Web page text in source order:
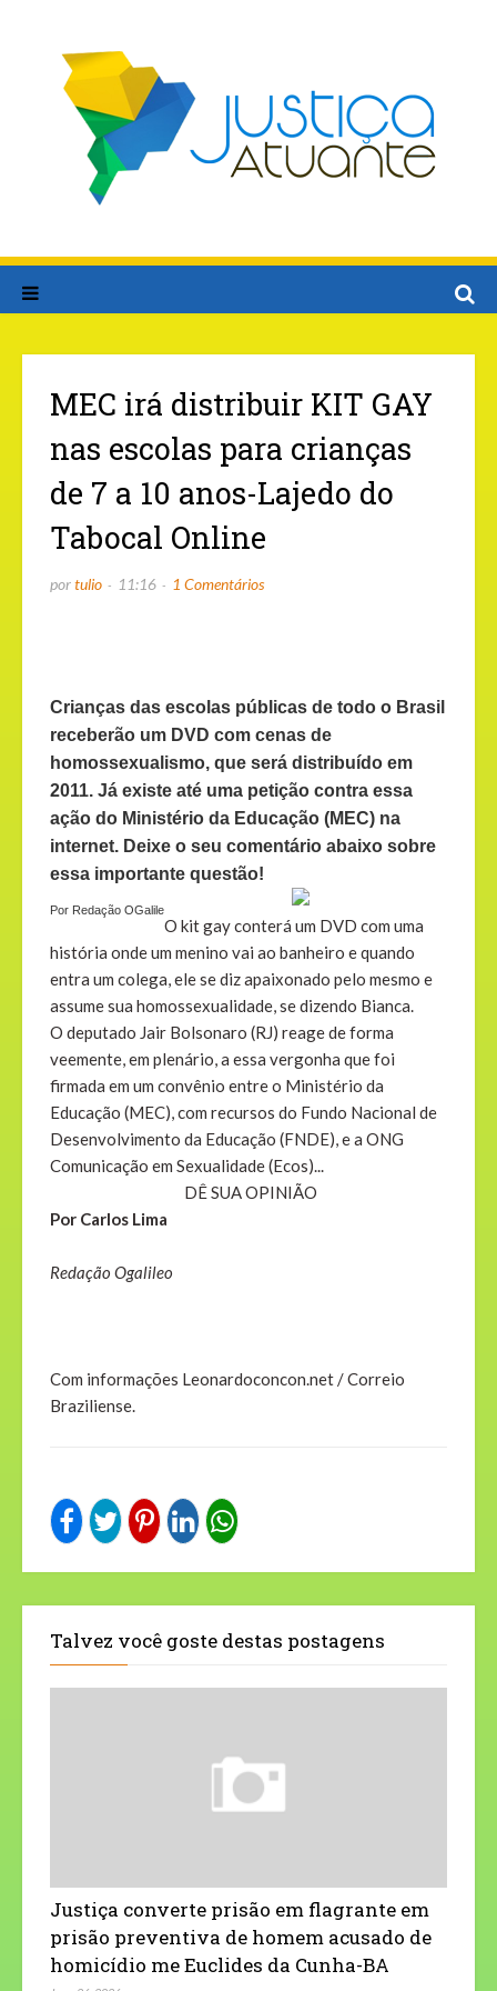
MEC irá distribuir KIT GAY
nas escolas para crianças
de 7 a 10 anos-Lajedo do
Tabocal Online
portulio 11:16 1 Comentários
Crianças das escolas públicas de todo o Brasil
receberão um DVD com cenas de
homossexualismo, que será distribuído em
2011. Já existe até uma petição contra essa
ação do Ministério da Educação (MEC) na
internet. Deixe o seu comentário abaixo sobre
essa importante questão!
Por Redação OGalile
O kit gay conterá um DVD com uma
história onde um menino vai ao banheiro e quando
entra um colega, ele se diz apaixonado pelo mesmo e
assume sua homossexualidade, se dizendo Bianca.
O deputado Jair Bolsonaro (RJ) reage de forma
veemente, em plenário, a essa vergonha que foi
firmada em um convênio entre o Ministério da
Educação (MEC), com recursos do Fundo Nacional de
Desenvolvimento da Educação (FNDE), e a ONG
Comunicação em Sexualidade (Ecos)...
DÊ SUA OPINIÃO
Por Carlos Lima
Redação Ogalileo
Com informações Leonardoconcon.net / Correio
Braziliense.
Talvez você goste destas postagens
Justiça converte prisão em flagrante em
prisão preventiva de homem acusado de
homicídio me Euclides da Cunha-BA